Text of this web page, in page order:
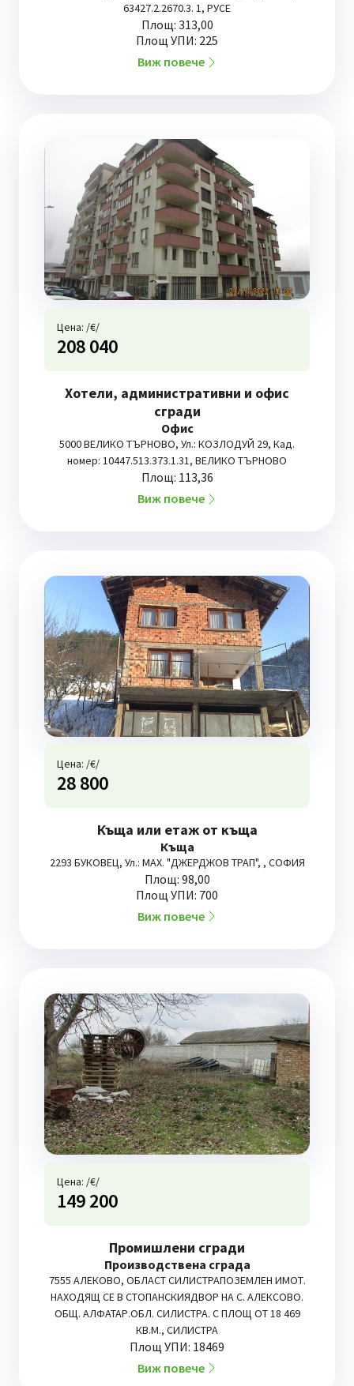
63427.2.2670.3. 1, РУСЕ
Площ: 313,00
Площ УПИ: 225
Виж повече
Хотели, административни и офис
сгради
Офис
5000 ВЕЛИКО ТЪРНОВО, Ул.: КОЗЛОДУЙ 29, Кад.
номер: 10447.513.373.1.31, ВЕЛИКО ТЪРНОВО
Площ: 113,36
Виж повече
Цена: /€/
208 040
Къща или етаж от къща
Къща
2293 БУКОВЕЦ, Ул.: МАХ. "ДЖЕРДЖОВ ТРАП", , СОФИЯ
Площ: 98,00
Площ УПИ: 700
Виж повече
Цена: /€/
28 800
Промишлени сгради
Производствена сграда
7555 АЛЕКОВО, ОБЛАСТ СИЛИСТРАПОЗЕМЛЕН ИМОТ.
НАХОДЯЩ СЕ В СТОПАНСКИЯДВОР НА С. АЛЕКСОВО.
ОБЩ. АЛФАТАР.ОБЛ. СИЛИСТРА. С ПЛОЩ ОТ 18 469
КВ.М., СИЛИСТРА
Площ УПИ: 18469
Виж повече
Цена: /€/
149 200